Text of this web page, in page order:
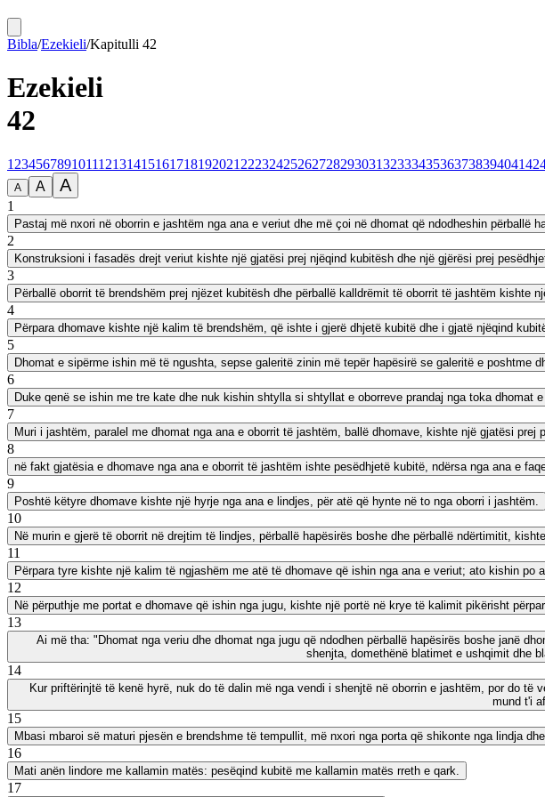
Bibla/Ezekieli/Kapitulli 42
Ezekieli
42
1 23456789101112131415161718192021 222324252627282930313233343536373839404142
A A A
1
Pastaj më nxori në oborrin e jashtëm nga ana e veriut dhe më çoi në dhomat që ndodheshin përballë
2
Konstruksioni i fasadës drejt veriut kishte një gjatësi prej njëqind kubitësh dhe një gjërësi prej
3
Përballë oborrit të brendshëm prej njëzet kubitësh dhe përballë kalldrëmit të oborrit të jashtëm kishte
4
Përpara dhomave kishte një kalim të brendshëm, që ishte i gjerë dhjetë kubitë dhe i gjatë njëqind
5
Dhomat e sipërme ishin më të ngushta, sepse galeritë zinin më tepër hapësirë se galeritë e poshtme
6
Duke qenë se ishin me tre kate dhe nuk kishin shtylla si shtyllat e oborreve prandaj nga toka dhomat
7
Muri i jashtëm, paralel me dhomat nga ana e oborrit të jashtëm, ballë dhomave, kishte një gjatësi prej
8
në fakt gjatësia e dhomave nga ana e oborrit të jashtëm ishte pesëdhjetë kubitë, ndërsa nga ana e
9
Poshtë këtyre dhomave kishte një hyrje nga ana e lindjes, për atë që hynte në to nga oborri i jashtëm.
10
Në murin e gjerë të oborrit në drejtim të lindjes, përballë hapësirës boshe dhe përballë ndërtimitit,
11
Përpara tyre kishte një kalim të ngjashëm me atë të dhomave që ishin nga ana e veriut; ato kishin
12
Në përputhje me portat e dhomave që ishin nga jugu, kishte një portë në krye të kalimit pikërisht
13
Ai më tha: "Dhomat nga veriu dhe dhomat nga jugu që ndodhen përballë hapësirës boshe janë
shenjta, domethënë blatimet e ushqimit dhe
14
Kur priftërinjtë të kenë hyrë, nuk do të dalin më nga vendi i shenjtë në oborrin e jashtëm, por do
mund t'i
15
Mbasi mbaroi së maturi pjesën e brendshme të tempullit, më nxori nga porta që shikonte nga lindja
16
Mati anën lindore me kallamin matës: pesëqind kubitë me kallamin matës rreth e qark.
17